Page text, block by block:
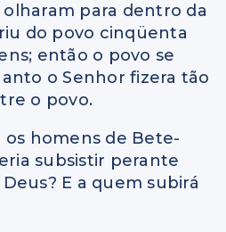
para dentro da
do povo cinqüenta
então o povo se
o Senhor fizera tão
o povo.
os homens de Bete-
subsistir perante
E a quem subirá